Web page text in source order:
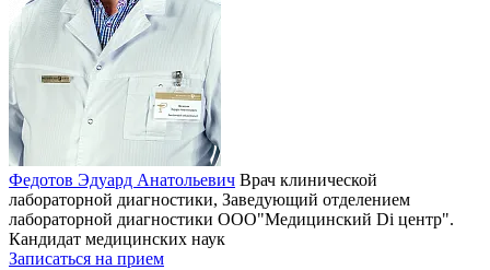
Федотов Эдуард Анатольевич Врач клинической
лабораторной диагностики, Заведующий отделением
лабораторной диагностики ООО"Медицинский Di центр".
Кандидат медицинских наук
Записаться на прием